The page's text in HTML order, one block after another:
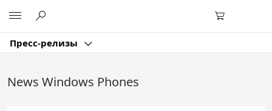
основному
содержанию
Пресс-релизы
News Windows Phones